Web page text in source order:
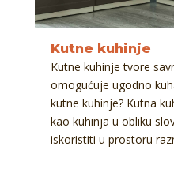
Kutne kuhinje
Kutne kuhinje tvore
omogućuje ugodno
kutne kuhinje? Kutna
kao kuhinja u obliku
iskoristiti u prostoru